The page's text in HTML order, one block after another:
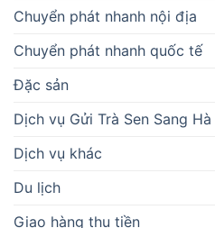
Chuyển phát nhanh nội địa
Chuyển phát nhanh quốc tế
Đặc sản
Dịch vụ Gửi Trà Sen Sang Hà
Dịch vụ khác
Du lịch
Giao hàng thu tiền